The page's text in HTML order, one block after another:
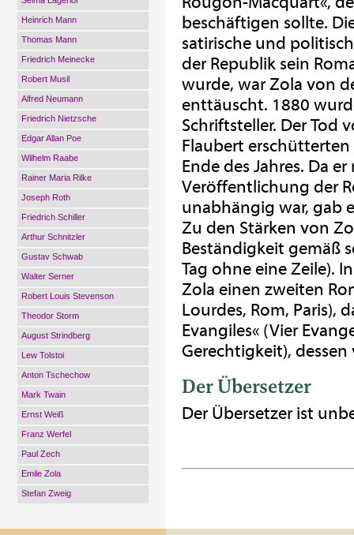
Heinrich Mann
Thomas Mann
Friedrich Meinecke
Robert Musil
Alfred Neumann
Friedrich Nietzsche
Edgar Allan Poe
Wilhelm Raabe
Rainer Maria Rilke
Joseph Roth
Friedrich Schiller
Arthur Schnitzler
Gustav Schwab
Walter Serner
Robert Louis Stevenson
Theodor Storm
August Strindberg
Lew Tolstoi
Anton Tschechow
Mark Twain
Ernst Weiß
Franz Werfel
Paul Zech
Emile Zola
Stefan Zweig
beschäftigen sollte.
satirische und
der Republik sein
wurde, war Zola von
enttäuscht. 1880
Schriftsteller. Der Tod
Flaubert
Ende des Jahres. Da
Veröffentlichung der
unabhängig war, gab
Zu den Stärken von
Beständigkeit gemäß
Tag ohne eine Zeile).
Zola einen zweiten
Lourdes, Rom, Paris),
Evangiles« (Vier
Gerechtigkeit),
Der Übersetzer
Der Übersetzer ist